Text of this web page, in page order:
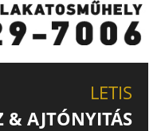
LETIS
& AJTÓNYITÁS